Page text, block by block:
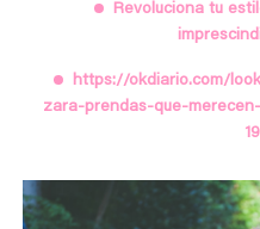
Revoluciona tu
https://okdiario.com/
zara-prendas-que-